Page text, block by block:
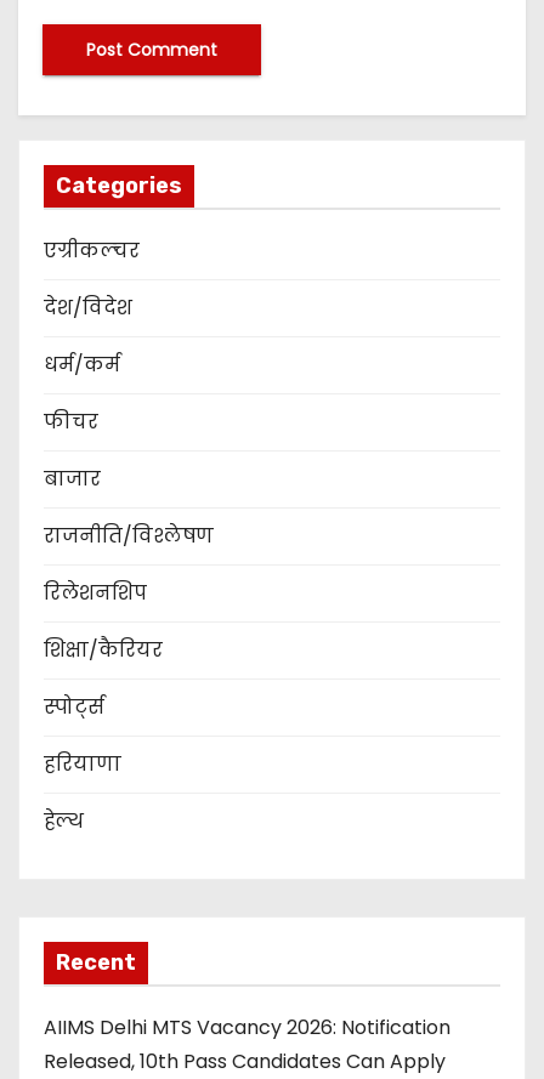
Categories
एग्रीकल्चर
देश/विदेश
धर्म/कर्म
फीचर
बाजार
राजनीति/विश्लेषण
रिलेशनशिप
शिक्षा/कैरियर
स्पोर्ट्स
हरियाणा
हेल्थ
Recent
AIIMS Delhi MTS Vacancy 2026: Notification
Released, 10th Pass Candidates Can Apply